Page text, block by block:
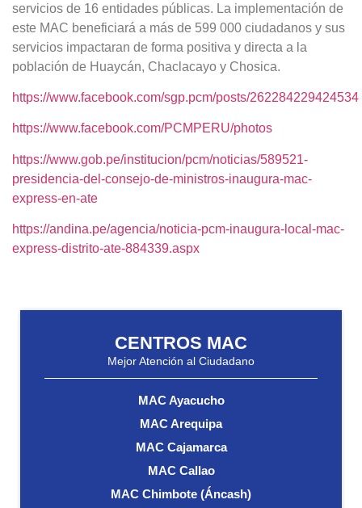
servicios de 16 entidades públicas. La implementación de
este MAC beneficiará a más de 599 000 ciudadanos y sus
servicios impactaran de forma positiva y directa a la
población de Huaycán, Chaclacayo y Chosica.
https://www.facebook.com/sgp.pcm/posts/262284229424534
https://www.facebook.com/PCMPERU/photos
https://www.gob.pe/institucion/pcm/noticias/589521-
presidencia-del-consejo-de-ministros-inaugura-mac-
express-en-ate
https://andina.pe/agencia/noticia-pcm-inaugura-local-mac-
express-distrito-ate-884339.aspx
CENTROS MAC
Mejor Atención al Ciudadano
MAC Ayacucho
MAC Arequipa
MAC Cajamarca
MAC Callao
MAC Chimbote (Áncash)